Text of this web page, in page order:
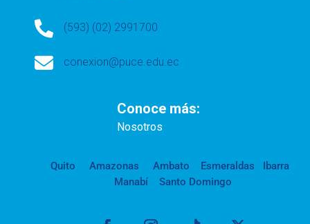
 (593) (02) 2991700
 conexion@puce.edu.ec
Conoce más:
Nosotros
Quito Amazonas Ambato Esmeraldas
Ibarra
Manabí
Santo Domingo